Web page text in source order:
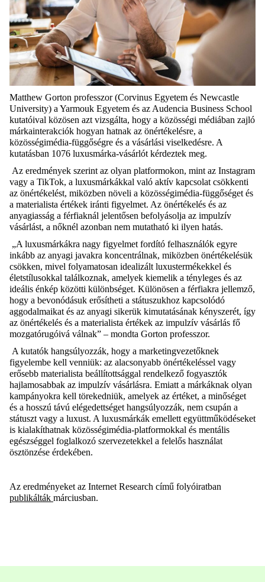
Matthew Gorton professzor (Corvinus Egyetem és Newcastle
University) a Yarmouk Egyetem és az Audencia Business School
kutatóival közösen azt vizsgálta, hogy a közösségi médiában zajló
márkainterakciók hogyan hatnak az önértékelésre, a
közösségimédia-függőségre és a vásárlási viselkedésre. A
kutatásban 1076 luxusmárka-vásárlót kérdeztek meg.
Az eredmények szerint az olyan platformokon, mint az Instagram
vagy a TikTok, a luxusmárkákkal való aktív kapcsolat csökkenti
az önértékelést, miközben növeli a közösségimédia-függőséget és
a materialista értékek iránti figyelmet. Az önértékelés és az
anyagiasság a férfiaknál jelentősen befolyásolja az impulzív
vásárlást, a nőknél azonban nem mutatható ki ilyen hatás.
„A luxusmárkákra nagy figyelmet fordító felhasználók egyre
inkább az anyagi javakra koncentrálnak, miközben önértékelésük
csökken, mivel folyamatosan idealizált luxustermékekkel és
életstílusokkal találkoznak, amelyek kiemelik a tényleges és az
ideális énkép közötti különbséget. Különösen a férfiakra jellemző,
hogy a bevonódásuk erősítheti a státuszukhoz kapcsolódó
aggodalmaikat és az anyagi sikerük kimutatásának kényszerét, így
az önértékelés és a materialista értékek az impulzív vásárlás fő
mozgatórugóivá válnak” – mondta Gorton professzor.
A kutatók hangsúlyozzák, hogy a marketingvezetőknek
figyelembe kell venniük: az alacsonyabb önértékeléssel vagy
erősebb materialista beállítottsággal rendelkező fogyasztók
hajlamosabbak az impulzív vásárlásra. Emiatt a márkáknak olyan
kampányokra kell törekedniük, amelyek az értéket, a minőséget
és a hosszú távú elégedettséget hangsúlyozzák, nem csupán a
státuszt vagy a luxust. A luxusmárkák emellett együttműködéseket
is kialakíthatnak közösségimédia-platformokkal és mentális
egészséggel foglalkozó szervezetekkel a felelős használat
ösztönzése érdekében.
Az eredményeket az Internet Research című folyóiratban
publikálták márciusban.